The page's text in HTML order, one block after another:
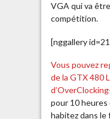
VGA qui va
compétition.
[nggallery
Vous pouvez
de la GTX 480
pour 10 heures
habitez dans le